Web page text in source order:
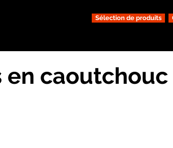
Sélection de produits
en caoutchouc